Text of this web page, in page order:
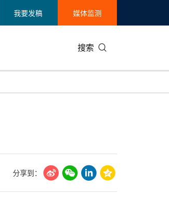
我要发稿 媒体监测
搜索
美国临床肿瘤学会(ASCO)
分享到：